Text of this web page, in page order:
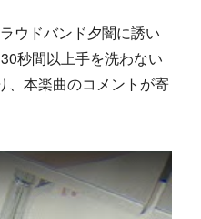
ウドバンド夕闇に誘い
秒間以上手を洗わない
、本楽曲のコメントが寄